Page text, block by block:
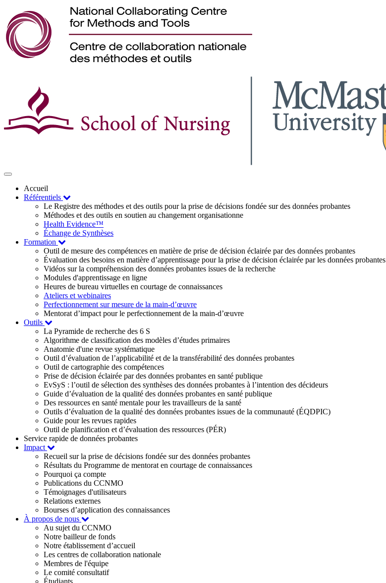
Toggle
navigationAccueil
Référentiels
Le Registre des méthodes et des outils pour la prise de décisions fondée sur des données probantes
Méthodes et des outils en soutien au changement organisationne
Health Evidence™
Échange de Synthèses
Formation
Outil de mesure des compétences en matière de prise de décision éclairée par des données probantes
Évaluation des besoins en matière d’apprentissage pour la prise de décision éclairée par les données probantes
Vidéos sur la compréhension des données probantes issues de la recherche
Modules d'apprentissage en ligne
Heures de bureau virtuelles en courtage de connaissances
Ateliers et webinaires
Perfectionnement sur mesure de la main-d’œuvre
Mentorat d’impact pour le perfectionnement de la main-d’œuvre
Outils
La Pyramide de recherche des 6 S
Algorithme de classification des modèles d’études primaires
Anatomie d'une revue systématique
Outil d’évaluation de l’applicabilité et de la transférabilité des données probantes
Outil de cartographie des compétences
Prise de décision éclairée par des données probantes en santé publique
EvSyS : l’outil de sélection des synthèses des données probantes à l’intention des décideurs
Guide d’évaluation de la qualité des données probantes en santé publique
Des ressources en santé mentale pour les travailleurs de la santé
Outils d’évaluation de la qualité des données probantes issues de la communauté (ÉQDPIC)
Guide pour les revues rapides
Outil de planification et d’évaluation des ressources (PÉR)
Service rapide de données probantes
Impact
Recueil sur la prise de décisions fondée sur des données probantes
Résultats du Programme de mentorat en courtage de connaissances
Pourquoi ça compte
Publications du CCNMO
Témoignages d'utilisateurs
Relations externes
Bourses d’application des connaissances
À propos de nous
Au sujet du CCNMO
Notre bailleur de fonds
Notre établissement d’accueil
Les centres de collaboration nationale
Membres de l'équipe
Le comité consultatif
Étudiants